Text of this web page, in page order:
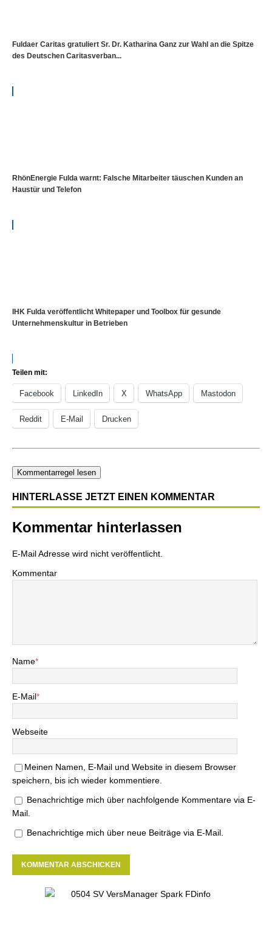
Fuldaer Caritas gratuliert Sr. Dr. Katharina Ganz zur Wahl an die Spitze
des Deutschen Caritasverban...
RhönEnergie Fulda warnt: Falsche Mitarbeiter täuschen Kunden an
Haustür und Telefon
IHK Fulda veröffentlicht Whitepaper und Toolbox für gesunde
Unternehmenskultur in Betrieben
Teilen mit:
Facebook LinkedIn X WhatsApp Mastodon
Reddit E-Mail Drucken
Kommentarregel lesen
HINTERLASSE JETZT EINEN KOMMENTAR
Kommentar hinterlassen
E-Mail Adresse wird nicht veröffentlicht.
Kommentar
Name*
E-Mail*
Webseite
Meinen Namen, E-Mail und Website in diesem Browser
speichern, bis ich wieder kommentiere.
Benachrichtige mich über nachfolgende Kommentare via E-
Mail.
Benachrichtige mich über neue Beiträge via E-Mail.